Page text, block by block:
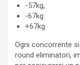
-57kg,
-67kg
+67kg.
Ogni concorrente
round eliminatori,